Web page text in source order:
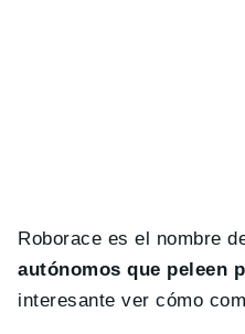
Roborace es el nombre
autónomos que peleen
interesante ver cómo